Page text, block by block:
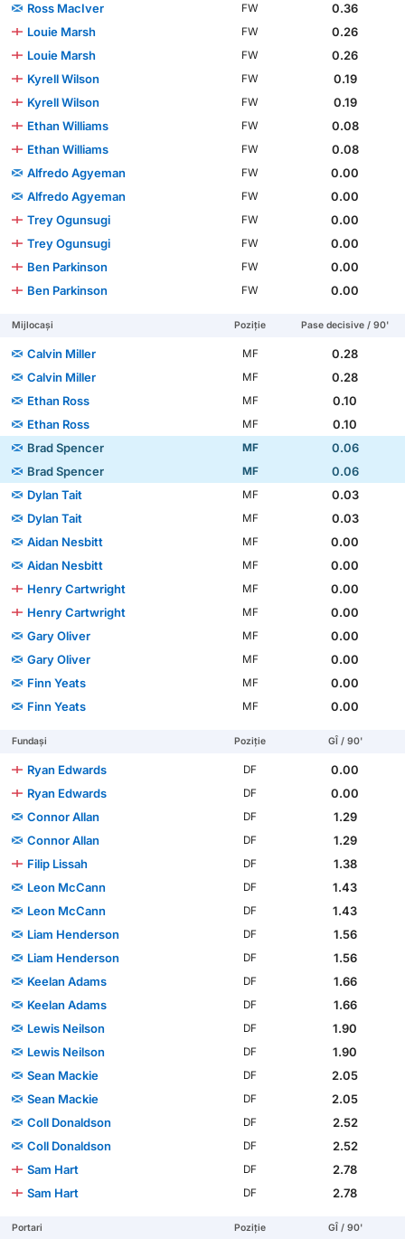
Ross MacIver FW
0.36
Louie Marsh
FW
0.26
Louie Marsh
FW
0.26
Kyrell Wilson
FW
0.19
Kyrell Wilson
FW
0.19
Ethan Williams
FW
0.08
Ethan Williams
FW
0.08
Alfredo Agyeman
FW
0.00
Alfredo Agyeman
FW
0.00
Trey Ogunsugi
FW
0.00
Trey Ogunsugi
FW
0.00
Ben Parkinson
FW
0.00
Ben Parkinson
FW 0.00
Mijlocași Poziție Pase decisive / 90'
Calvin Miller MF
0.28
Calvin Miller
MF
0.28
Ethan Ross
MF
0.10
Ethan Ross
MF
0.10
Brad Spencer
MF
0.06
Brad Spencer
MF
0.06
Dylan Tait
MF
0.03
Dylan Tait
MF
0.03
Aidan Nesbitt
MF
0.00
Aidan Nesbitt
MF
0.00
Henry Cartwright
MF
0.00
Henry Cartwright
MF
0.00
Gary Oliver
MF
0.00
Gary Oliver
MF
0.00
Finn Yeats
MF
0.00
Finn Yeats
MF 0.00
Fundași Poziție GÎ / 90'
Ryan Edwards DF
0.00
Ryan Edwards
DF
0.00
Connor Allan
DF
1.29
Connor Allan
DF
1.29
Filip Lissah
DF
1.38
Leon McCann
DF
1.43
Leon McCann
DF
1.43
Liam Henderson
DF
1.56
Liam Henderson
DF
1.56
Keelan Adams
DF
1.66
Keelan Adams
DF
1.66
Lewis Neilson
DF
1.90
Lewis Neilson
DF
1.90
Sean Mackie
DF
2.05
Sean Mackie
DF
2.05
Coll Donaldson
DF
2.52
Coll Donaldson
DF
2.52
Sam Hart
DF
2.78
Sam Hart
DF 2.78
Portari Poziție GÎ / 90'